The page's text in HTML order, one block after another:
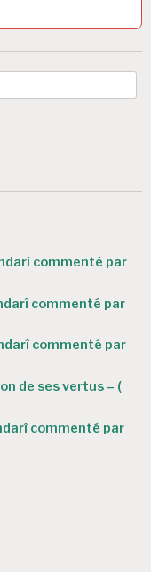
commenté par
commenté par
commenté par
de ses vertus – (
commenté par